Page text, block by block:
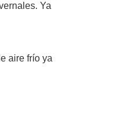
Ya
aire frío ya